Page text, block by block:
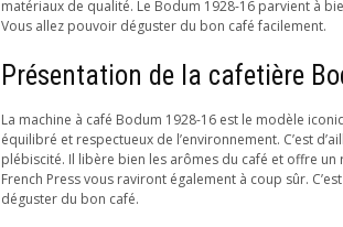
matériaux de qualité. Le Bodum 1928-16 parvient à
Vous allez pouvoir déguster du bon café facilement.
Présentation de la cafetière
La machine à café Bodum 1928-16 est le modèle
équilibré et respectueux de l’environnement. C’est
plébiscité. Il libère bien les arômes du café et offre
French Press vous raviront également à coup sûr.
déguster du bon café.